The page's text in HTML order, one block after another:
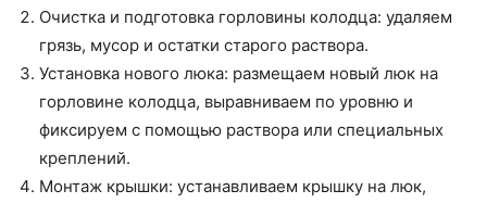
Очистка и подготовка горловины колодца: удаляем
грязь, мусор и остатки старого раствора.
Установка нового люка: размещаем новый люк на
горловине колодца, выравниваем по уровню и
фиксируем с помощью раствора или специальных
креплений.
Монтаж крышки: устанавливаем крышку на люк,